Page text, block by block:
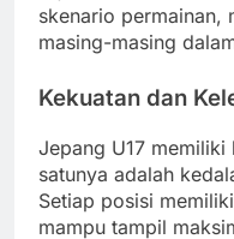
skenario permainan,
masing-masing
Kekuatan dan
Jepang U17
satunya adalah
Setiap posisi
mampu tampil